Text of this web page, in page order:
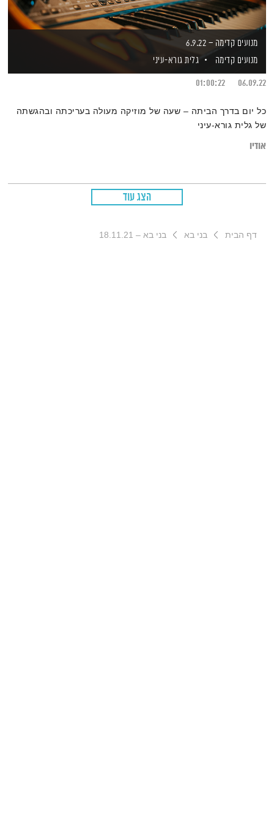
מנועים קדימה – 6.9.22
מנועים קדימה
גלית גורא-עיני
06.09.22
01:00:22
כל יום בדרך הביתה – שעה של מוזיקה מעולה בעריכתה ובהגשתה
של גלית גורא-עיני
אודיו
הצג עוד
דף הבית בני בא בני בא – 18.11.21